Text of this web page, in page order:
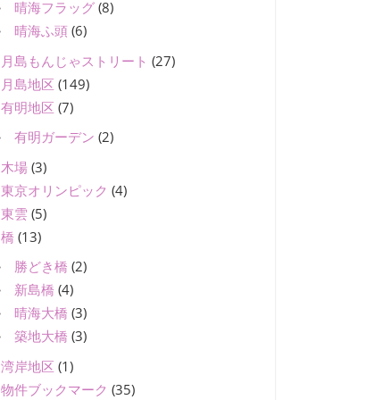
晴海フラッグ (8)
晴海ふ頭 (6)
月島もんじゃストリート (27)
月島地区 (149)
有明地区 (7)
有明ガーデン (2)
木場 (3)
東京オリンピック (4)
東雲 (5)
橋 (13)
勝どき橋 (2)
新島橋 (4)
晴海大橋 (3)
築地大橋 (3)
湾岸地区 (1)
物件ブックマーク (35)